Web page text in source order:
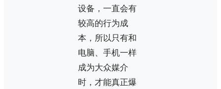
设备，一直会有
较高的行为成
本，所以只有和
电脑、手机一样
成为大众媒介
时，才能真正爆